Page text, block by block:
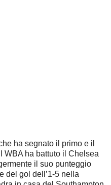
ha segnato il primo e il
WBA ha battuto il Chelsea
il suo punteggio
del gol dell’1-5 nella